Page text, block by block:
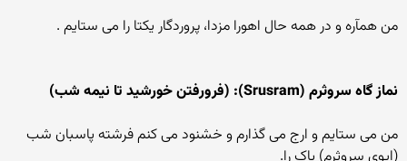
من همآره و در همه حال اهورا مزدا، پروردگار یکتا را می ستایم .
نماز گاه سروثرم (Srusram): (فرورفتن خورشید تا نیمه شب)
من می ستایم و ارج می گذارم و خشنود می کنم فرشته پاسبان شب